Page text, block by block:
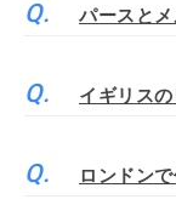
パースと
イギリス
ロンドン